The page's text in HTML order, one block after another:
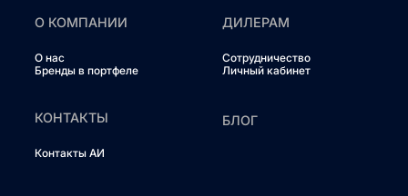
О КОМПАНИИ
О нас
Бренды в портфеле
ДИЛЕРАМ
Сотрудничество
Личный кабинет
КОНТАКТЫ
Контакты АИ
БЛОГ